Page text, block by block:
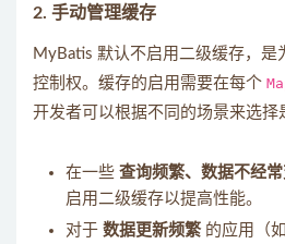
2. 手动管理缓存
MyBatis 默认不启用二级缓存，是
控制权。缓存的启用需要在每个
开发者可以根据不同的场景来选择
在一些 查询频繁、数据不经
启用二级缓存以提高性能。
对于 数据更新频繁的应用（